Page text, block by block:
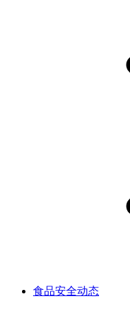
食品安全动态